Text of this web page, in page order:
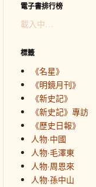
電子書排行榜
載入中…
標籤
《名星》
《明鏡月刊》
《新史記》
《新史記》專訪
《歷史日報》
人物·中國
人物·毛澤東
人物·周恩來
人物·孫中山